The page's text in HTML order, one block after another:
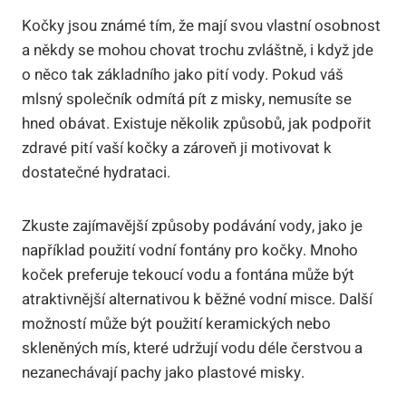
Kočky jsou známé tím, že mají svou vlastní osobnost
a někdy se mohou chovat trochu zvláštně, i když jde
o něco tak základního jako pití vody. Pokud váš
mlsný společník odmítá pít z misky, nemusíte se
hned obávat. Existuje několik způsobů, jak podpořit
zdravé pití vaší kočky a zároveň ji motivovat k
dostatečné hydrataci.
Zkuste zajímavější způsoby podávání vody, jako je
například použití vodní fontány pro kočky. Mnoho
koček preferuje tekoucí vodu a fontána může být
atraktivnější alternativou k běžné vodní misce. Další
možností může být použití keramických nebo
skleněných mís, které udržují vodu déle čerstvou a
nezanechávají pachy jako plastové misky.